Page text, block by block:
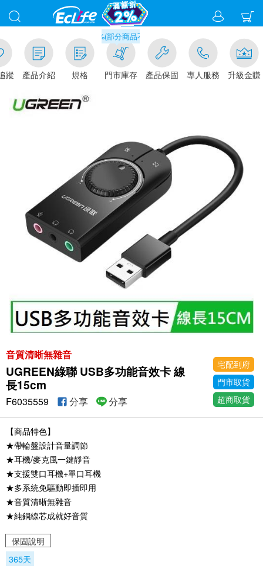
蹤 產品介紹 規格
滿千元門市取貨現折1%(部分商品不適用)-請點我看
門市庫存 產品保固 專人服務 升級金賺
音質清晰無雜音
UGREEN綠聯 USB多功能音效卡 線
長15cm
宅配到府
門市取貨
超商取貨
F6035559 分享 分享
【商品特色】
★帶輪盤設計音量調節
★耳機/麥克風一鍵靜音
★支援雙口耳機+單口耳機
★多系統免驅動即插即用
★音質清晰無雜音
★純銅線芯成就好音質
保固說明
365天